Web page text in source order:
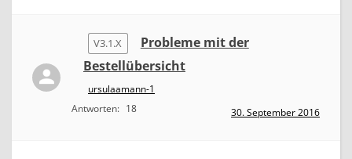
V3.1.X
Probleme mit der
Bestellübersicht
ursulaamann-1
Antworten: 18 30. September 2016